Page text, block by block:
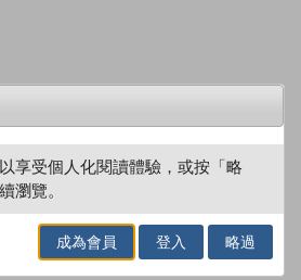
實體書
享受個人化閱讀體驗，或按「略
瀏覽。
成為會員 登入 略過